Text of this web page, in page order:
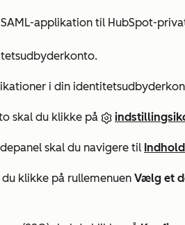
applikation til HubSpot-
i din
skal du klikke på
skal du navigere til Indhold
klikke på rullemenuen Vælg et